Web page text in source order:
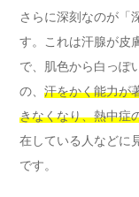
さらに深刻なのが「
す。これは汗腺が皮
で、肌色から白っぽ
の、 汗をかく能力が
きなくなり、熱中症
在している人などに
です。